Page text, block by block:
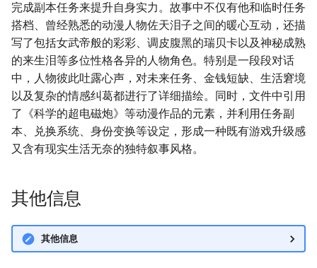
完成副本任务来提升自身实力。故事中不仅有他和临时任务
搭档、曾经熟悉的动漫人物佐天泪子之间的暖心互动，还描
写了包括女武帝般的彩彩、调皮腹黑的瑞贝卡以及神秘成熟
的来生泪等多位性格各异的人物角色。特别是一段段对话
中，人物彼此吐露心声，对未来任务、金钱短缺、生活窘境
以及复杂的情感纠葛都进行了详细描绘。同时，文件中引用
了《科学的超电磁炮》等动漫作品的元素，并利用任务副
本、兑换系统、身份变换等设定，形成一种既有游戏升级感
又含有现实生活无奈的独特叙事风格。
其他信息
其他信息